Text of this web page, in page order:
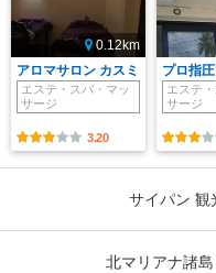
0.12km
アロマサロン カスミ
エステ・スパ・マッ
サージ
3.20
プロ指
エステ
サージ
サイパン 観
北マリアナ諸